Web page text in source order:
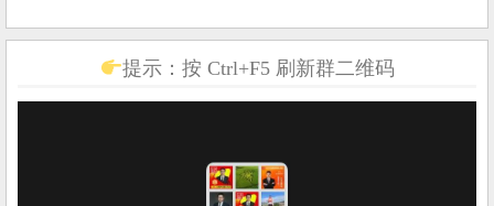
提示：按 Ctrl+F5 刷新群二维码